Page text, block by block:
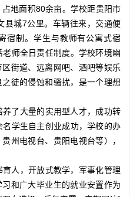
地面积80余亩。学校距贵阳市
县城7公里。车辆往来，交通便
宿制。学生与教师有公寓式宿
师全日责任制度。学校环境幽
街道、远离网吧、酒吧等娱乐
徒的侵蚀和骚扰，是一个理想
了大量的实用型人才，成功转
名学生自主创业成功，学校的办
州电视台、贵阳电视台等），
人，开放式教学，军事化管理
和广大毕业生的就业安置作为